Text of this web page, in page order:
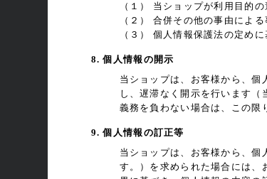
（１） 当ショップが利用目的
（２） 合併その他の事由によ
（３） 個人情報保護法の定め
8. 個人情報の開示
当ショップは、お客様から、
し、遅滞なく開示を行います
義務を負わない場合は、この限
9. 個人情報の訂正等
当ショップは、お客様から、個
す。）を求められた場合には、